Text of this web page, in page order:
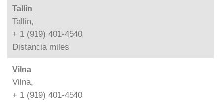
Tallin
Tallin,
+ 1 (919) 401-4540
Distancia miles
Vilna
Vilna,
+ 1 (919) 401-4540